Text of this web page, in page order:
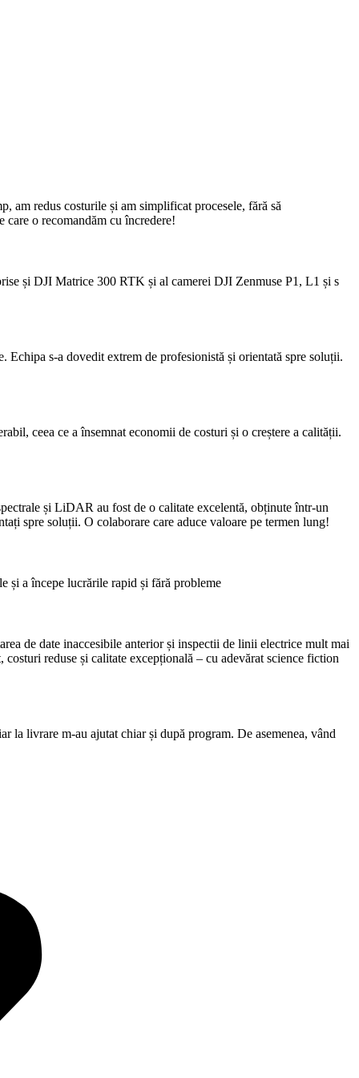
am redus costurile și am simplificat procesele, fără să
o recomandăm cu încredere!
și DJI Matrice 300 RTK și al camerei DJI Zenmuse P1, L1 și s
s-a dovedit extrem de profesionistă și orientată spre soluții.
ceea ce a însemnat economii de costuri și o creștere a calității.
și LiDAR au fost de o calitate excelentă, obținute într-un
spre soluții. O colaborare care aduce valoare pe termen lung!
și a începe lucrările rapid și fără probleme
de date inaccesibile anterior și inspectii de linii electrice mult mai
reduse și calitate excepțională – cu adevărat science fiction
la livrare m-au ajutat chiar și după program. De asemenea, vând